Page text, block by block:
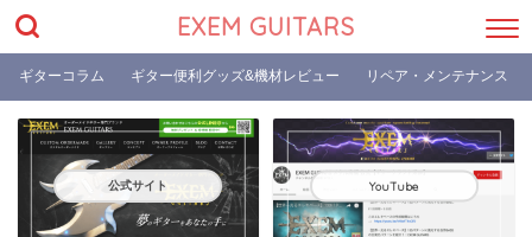
EXEM GUITARS
ギターコラム ギター便利グッズ&機材レビュー リペア・メンテナンス
公式サイト YouTube